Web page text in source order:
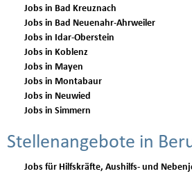
Jobs in Bad Kreuznach
Jobs in Bad Neuenahr-Ahrweiler
Jobs in Idar-Oberstein
Jobs in Koblenz
Jobs in Mayen
Jobs in Montabaur
Jobs in Neuwied
Jobs in Simmern
Stellenangebote in
Jobs für Hilfskräfte, Aushilfs- und